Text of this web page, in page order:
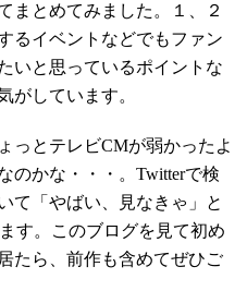
まとめてみました。１、２
るイベントなどでもファン
いと思っているポイントな
がしています。
っとテレビCMが弱かったよ
のかな・・・。Twitterで検
て「やばい、見なきゃ」と
す。このブログを見て初め
たら、前作も含めてぜひご